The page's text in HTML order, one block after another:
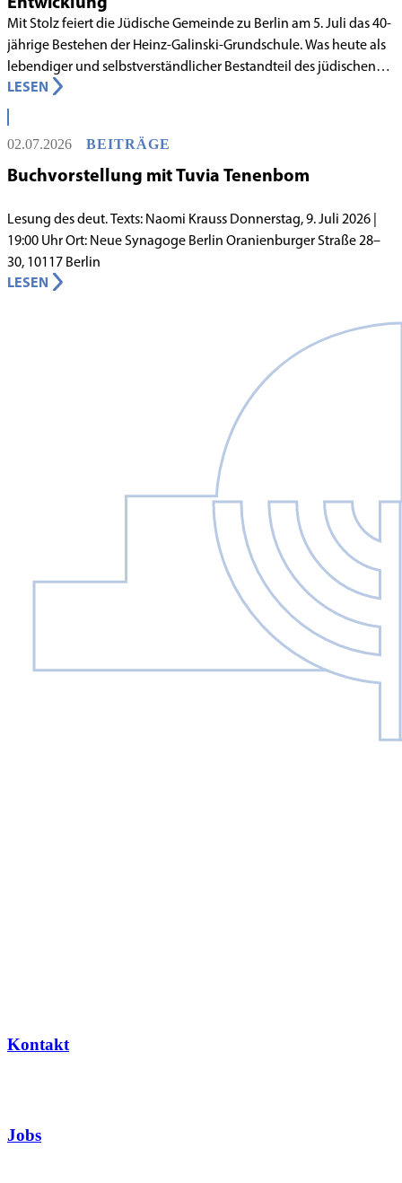
Mit Stolz feiert die Jüdische Gemeinde zu Berlin am 5. Juli das 40-
jährige Bestehen der Heinz-Galinski-Grundschule. Was heute als
lebendiger und selbstverständlicher Bestandteil des jüdischen
Lebens in Berlin gilt, begann in den 1980er-Jahren unter
schwierigen Voraussetzungen. Vor dem Hintergrund eines
innergemeindlichen Wandels entstand bereits 1983 die Idee, eine
jüdische Grundschule zu gründen.
LESEN
02.07.2026 BEITRÄGE
Buchvorstellung mit Tuvia Tenenbom
Lesung des deut. Texts: Naomi Krauss Donnerstag, 9. Juli 2026 |
19:00 Uhr Ort: Neue Synagoge Berlin Oranienburger Straße 28–
30, 10117 Berlin
LESEN
Kontakt
Jobs